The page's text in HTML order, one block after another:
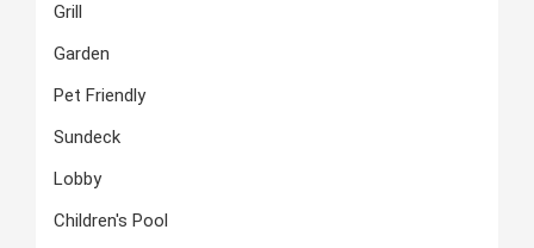
Grill
Garden
Pet Friendly
Sundeck
Lobby
Children's Pool